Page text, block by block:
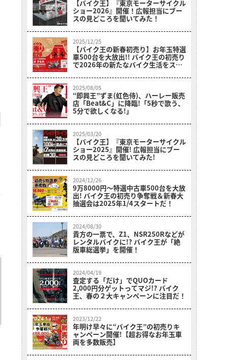
【バイク王】『東京モーターサイクル
ショー2026』開催！広報担当にブー
スの見どころを聞いてみた！
2025/12/25
【バイク王の新春初売り】お年玉特選
車500台を大放出!! バイク王の初売り
で2026年の新たなバイク生活をスタ
2025/08/05
“即興王”ずま(虹色侍)、ハーレー販売
店「Beat&C」に降臨!「5秒で歌う、
5分で欲しくなる!」
2025/03/20
【バイク王】『東京モーターサイクル
ショー2025』開催! 広報担当にブー
スの見どころを聞いてみた!
2024/12/26
9万8000円～特選中古車500台を大放
出! バイク王の初売り争奪戦＆新春大
抽選会は2025年1/4スタートだ！
2024/08/30
貴方の一票で、Z1、NSR250Rなどが
レンタルバイクに!? バイク王が「絶
版車総選挙」を開催！
2024/04/19
査定する「だけ」でQUOカード
2,000円分ゲットってマジ!? バイク
王、春の２大キャンペーンに注目だ！
2023/12/22
年明け早々に“バイク王”の初売りキ
ャンペーン開催!【超お得なお年玉車
両を多数販売】